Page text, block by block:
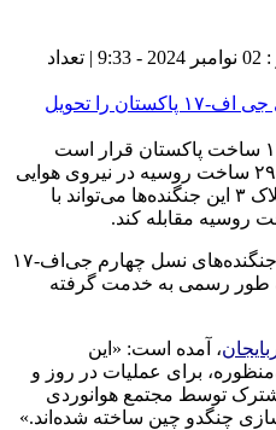
شناسه خبر : 47175 | تاریخ انتشار : 02 نوامبر 2024 - 9:33 | تعداد
نسل چهارم جنگنده‌های جی‌اف-۱۷ ساخت پاکستان قرار است
جایگزین ناوگان جنگنده‌های میگ-۲۹ ساخت روسیه در نیروی هوایی
جمهوری آذربایجان شوند. نسخه بلاک ۳ این جنگنده‌ها می‌تواند با
نیروی هوایی جمهوری آذربایجان جنگنده‌های نسل چهارم جی‌اف-۱۷
را به طور رسمی به خدمت گرفته
، آمده است: «این
برای عملیات در روز و
توسط مجتمع هوانوردی
چنگدو چین ساخته شده‌اند.»